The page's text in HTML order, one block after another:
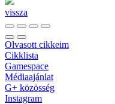
vissza
Olvasott cikkeim
Cikklista
Gamespace
Médiaajánlat
G+ közösség
Instagram